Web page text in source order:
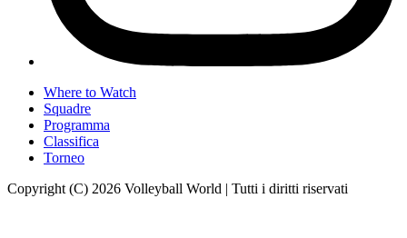
Where to Watch
Squadre
Programma
Classifica
Torneo
Copyright (C) 2026 Volleyball World | Tutti i diritti riservati